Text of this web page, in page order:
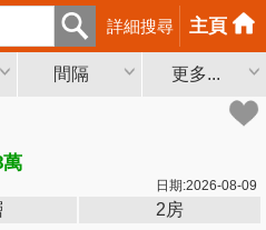
詳細搜尋 主頁
間隔 更多...
日期:2026-08-09
2房